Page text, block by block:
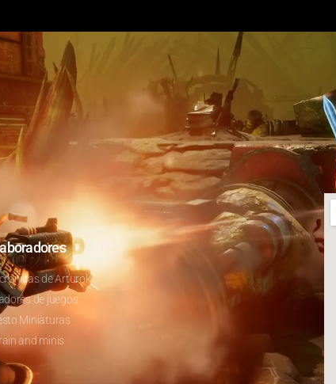
de Arturok
de juegos
Miniaturas
and minis